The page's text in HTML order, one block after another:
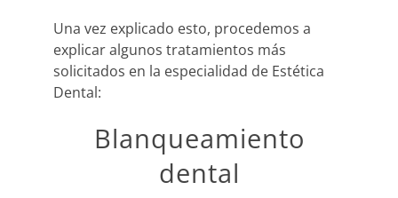
Una vez explicado esto, procedemos a
explicar algunos tratamientos más
solicitados en la especialidad de Estética
Dental:
Blanqueamiento
dental